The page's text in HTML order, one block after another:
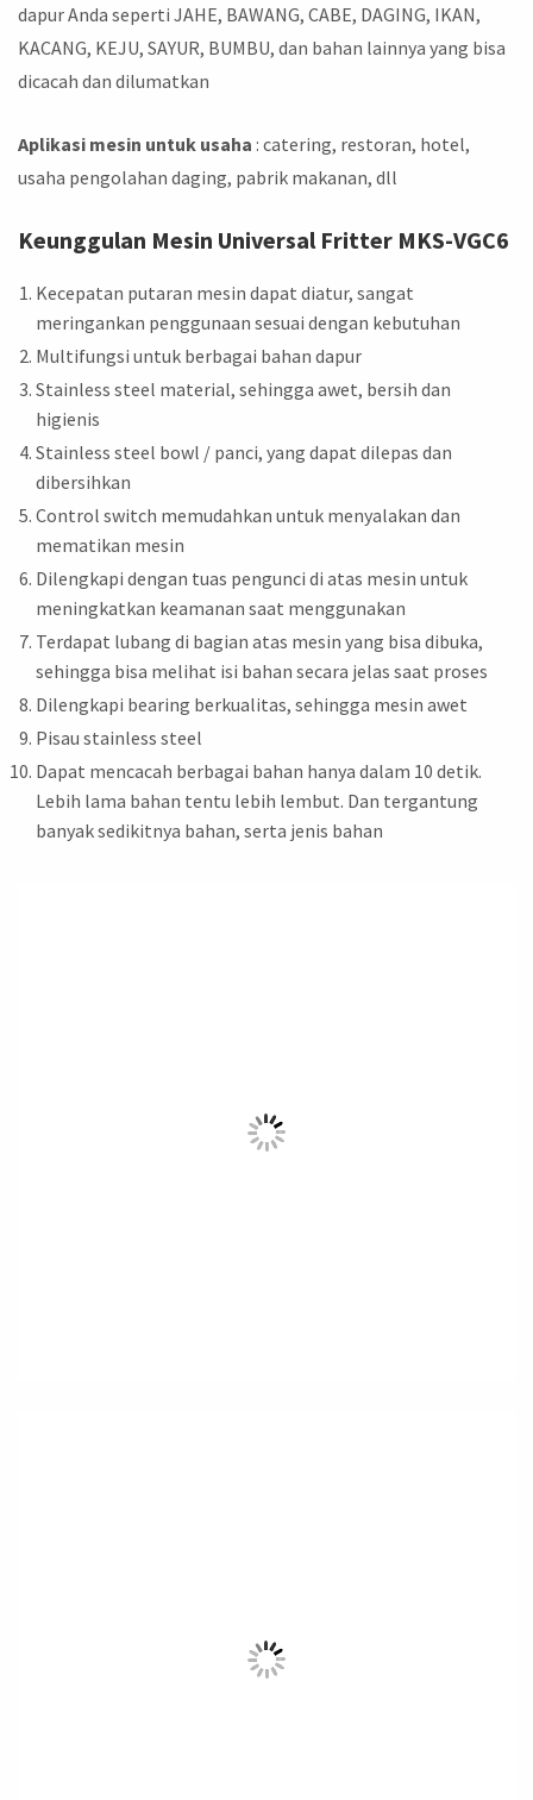
dapur Anda seperti JAHE, BAWANG, CABE, DAGING, IKAN,
KACANG, KEJU, SAYUR, BUMBU, dan bahan lainnya yang bisa
dicacah dan dilumatkan
Aplikasi mesin untuk usaha : catering, restoran, hotel,
usaha pengolahan daging, pabrik makanan, dll
Keunggulan Mesin Universal Fritter MKS-VGC6
Kecepatan putaran mesin dapat diatur, sangat
meringankan penggunaan sesuai dengan kebutuhan
Multifungsi untuk berbagai bahan dapur
Stainless steel material, sehingga awet, bersih dan
higienis
Stainless steel bowl / panci, yang dapat dilepas dan
dibersihkan
Control switch memudahkan untuk menyalakan dan
mematikan mesin
Dilengkapi dengan tuas pengunci di atas mesin untuk
meningkatkan keamanan saat menggunakan
Terdapat lubang di bagian atas mesin yang bisa dibuka,
sehingga bisa melihat isi bahan secara jelas saat proses
Dilengkapi bearing berkualitas, sehingga mesin awet
Pisau stainless steel
Dapat mencacah berbagai bahan hanya dalam 10 detik.
Lebih lama bahan tentu lebih lembut. Dan tergantung
banyak sedikitnya bahan, serta jenis bahan